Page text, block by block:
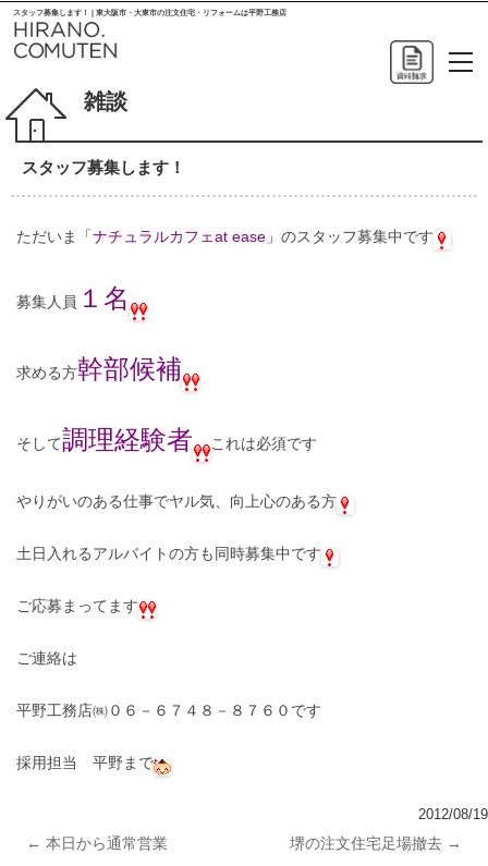
スタッフ募集します！ | 東大阪市・大東市の注文住宅・リフォームは平野工務店
雑談
スタッフ募集します！
ただいま 「ナチュラルカフェat ease」 のスタッフ募集中です
募集人員 １名
求める方幹部候補
そして調理経験者 これは必須です
やりがいのある仕事でヤル気、向上心のある方
土日入れるアルバイトの方も同時募集中です
ご応募まってます
ご連絡は
平野工務店㈱０６－６７４８－８７６０です
採用担当 平野まで
2012/08/19
← 本日から通常営業 堺の注文住宅足場撤去 →